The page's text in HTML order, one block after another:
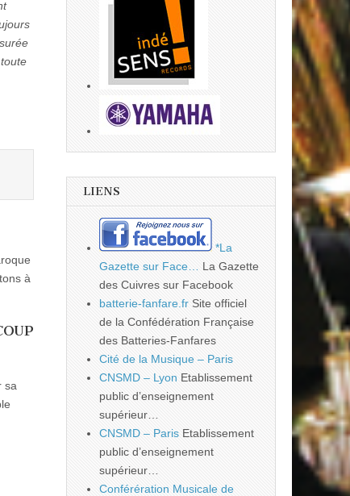
à
sa
LIENS
*La
Gazette sur Face…
La Gazette
des Cuivres sur Facebook
batterie-fanfare.fr Site officiel
de la Confédération Française
des Batteries-Fanfares
Cité de la Musique – Paris
CNSMD – Lyon Etablissement
public d’enseignement
supérieur…
CNSMD – Paris Etablissement
public d’enseignement
supérieur…
Conférération Musicale de